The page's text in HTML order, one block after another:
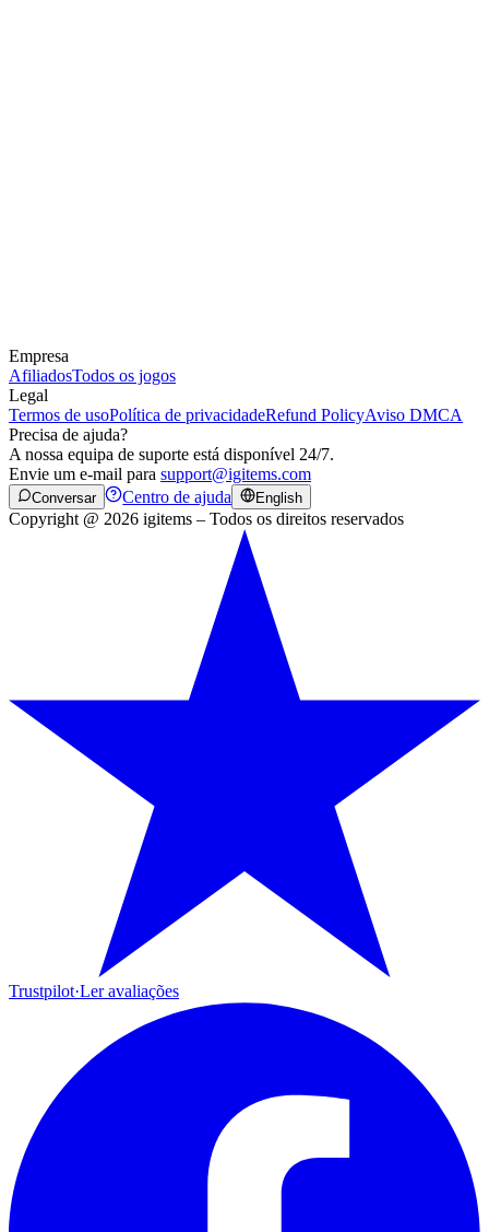
Empresa
AfiliadosTodos os jogos
Legal
Termos de usoPolítica de privacidadeRefund PolicyAviso DMCA
Precisa de ajuda?
A nossa equipa de suporte está disponível 24/7.
Envie um e-mail para support@igitems.com
Conversar Centro de ajuda English
Copyright @ 2026 igitems – Todos os direitos reservados
Trustpilot·Ler avaliações